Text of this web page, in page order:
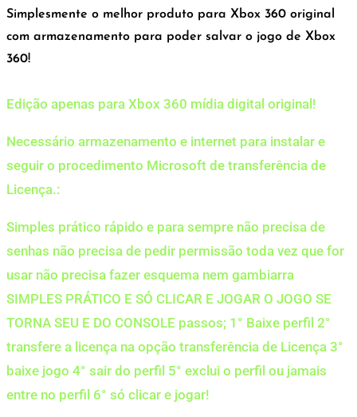
Simplesmente o melhor produto para Xbox 360 original
com armazenamento para poder salvar o jogo de Xbox
360!
Edição apenas para Xbox 360 mídia digital original!
Necessário armazenamento e internet para instalar e
seguir o procedimento Microsoft de transferência de
Licença.:
Simples prático rápido e para sempre não precisa de
senhas não precisa de pedir permissão toda vez que for
usar não precisa fazer esquema nem gambiarra
SIMPLES PRÁTICO E SÓ CLICAR E JOGAR O JOGO SE
TORNA SEU E DO CONSOLE passos; 1° Baixe perfil 2°
transfere a licença na opção transferência de Licença 3°
baixe jogo 4° sair do perfil 5° exclui o perfil ou jamais
entre no perfil 6° só clicar e jogar!